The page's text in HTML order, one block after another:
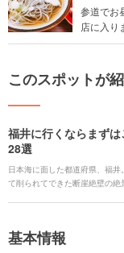
参道でお
店に入り
このスポットが
福井に行くならまず
28選
日本海に面した都道府県、福
て削られてできた断崖絶壁の
一だったり。面白い県民性も備
基本情報